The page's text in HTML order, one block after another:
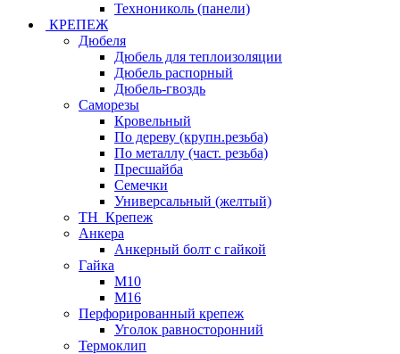
Технониколь (панели)
КРЕПЕЖ
Дюбеля
Дюбель для теплоизоляции
Дюбель распорный
Дюбель-гвоздь
Саморезы
Кровельный
По дереву (крупн.резьба)
По металлу (част. резьба)
Пресшайба
Семечки
Универсальный (желтый)
ТН_Крепеж
Анкера
Анкерный болт с гайкой
Гайка
М10
М16
Перфорированный крепеж
Уголок равносторонний
Термоклип